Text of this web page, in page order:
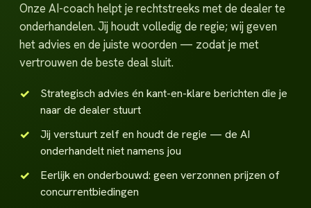
Onze AI-coach helpt je rechtstreeks met de dealer te
onderhandelen. Jij houdt volledig de regie; wij geven
het advies en de juiste woorden — zodat je met
vertrouwen de beste deal sluit.
Strategisch advies én kant-en-klare berichten die je
naar de dealer stuurt
Jij verstuurt zelf en houdt de regie — de AI
onderhandelt niet namens jou
Eerlijk en onderbouwd: geen verzonnen prijzen of
concurrentbiedingen